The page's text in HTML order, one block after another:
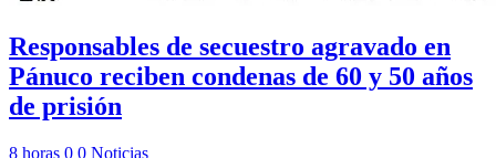
Responsables de secuestro agravado en
Pánuco reciben condenas de 60 y 50 años
de prisión
8 horas 0 0 Noticias